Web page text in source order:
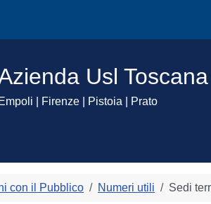
Usl
Empoli | Firenze | Pistoia | Prato
con il Pubblico Numeri utili Sedi